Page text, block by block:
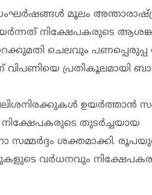
മൂലം
നിക്ഷേപകരുടെ ആശങ്ക
ചെലവും പണപ്പെരുപ്പ
വിപണിയെ പ്രതികൂലമായി
ഉയർത്താൻ
തുടർച്ചയായ
സമ്മർദ്ദം ശക്തമാക്കി.
വർധനവും